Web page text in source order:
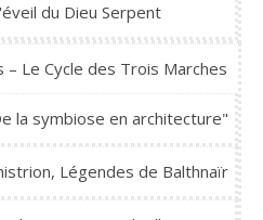
du Dieu Serpent
Le Cycle des Trois Marches
la symbiose en architecture"
Légendes de Balthnaïr